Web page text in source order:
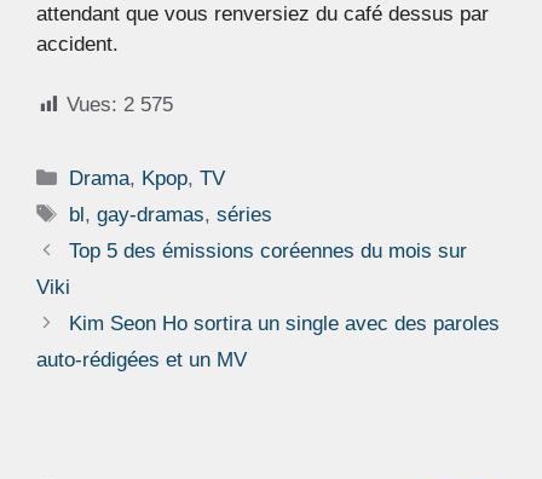
attendant que vous renversiez du café dessus par
accident.
Vues: 2 575
Catégories
Drama, Kpop,TV
Étiquettes
bl,gay-dramas,séries
Top 5 des émissions coréennes du mois sur
Viki
Kim Seon Ho sortira un single avec des paroles
auto-rédigées et un MV